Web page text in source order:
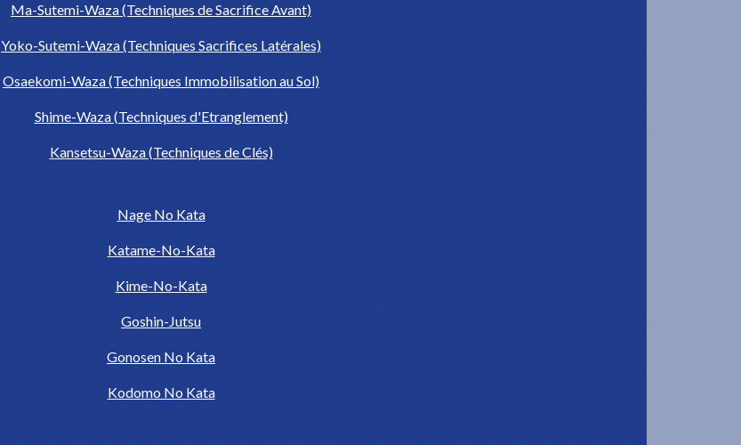
Ma-Sutemi-Waza (Techniques de Sacrifice Avant)
Yoko-Sutemi-Waza (Techniques Sacrifices Latérales)
Osaekomi-Waza (Techniques Immobilisation au Sol)
Shime-Waza (Techniques d'Etranglement)
Kansetsu-Waza (Techniques de Clés)
Nage No Kata
Katame-No-Kata
Kime-No-Kata
Goshin-Jutsu
Gonosen No Kata
Kodomo No Kata